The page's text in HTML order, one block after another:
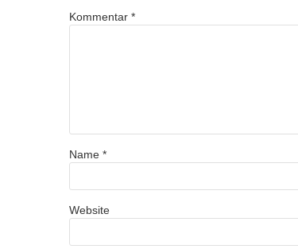
Kommentar *
Name *
Website